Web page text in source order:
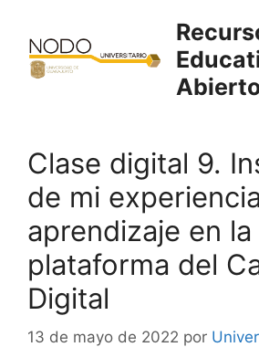
contenido
Clase digital 9.
de mi
aprendizaje en la
plataforma del
Digital
13 de mayo de 2022 por